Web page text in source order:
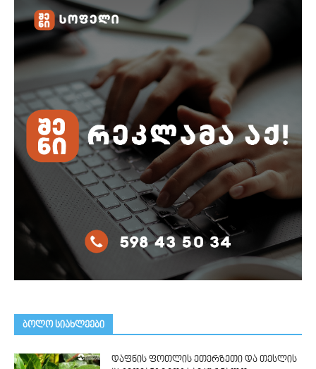
ᲑᲝᲚᲝ ᲡᲘᲐᲮᲚᲔᲔᲑᲘ
დაფნის ფოთლის ეთერზეთი და თესლის